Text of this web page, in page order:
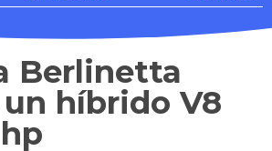
Berlinetta
híbrido V8